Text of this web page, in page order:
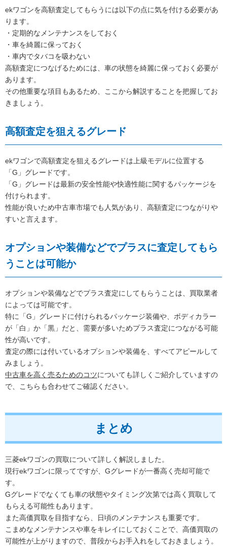
ekワゴンを高額査定してもらうには以下の点に気を付ける必要があ
ります。
・定期的なメンテナンスをしておく
・車を綺麗に保っておく
・車内でタバコを吸わない
高額査定につなげるためには、車の状態を綺麗に保っておく必要が
あります。
その他重要な項目もあるため、ここから解説することを把握してお
きましょう。
高額査定を狙えるグレード
ekワゴンで高額査定を狙えるグレードは上級モデルに位置する
「G」グレードです。
「G」グレードは最新の安全性能や快適性能に関するパッケージを
付けられます。
性能が良いため中古車市場でも人気があり、高額査定につながりや
すいと言えます。
オプションや装備などでプラスに査定してもら
うことは可能か
オプションや装備などでプラス査定にしてもらうことは、買取業者
によっては可能です。
特に「G」グレードに付けられるパッケージ装備や、ボディカラー
が「白」か「黒」だと、需要が多いためプラス査定につながる可能
性が高いです。
査定の際には付いているオプションや装備を、すべてアピールして
みましょう。
中古車を高く売るためのコツについても詳しくご紹介していますの
で、こちらも合わせてご確認ください。
まとめ
三菱ekワゴンの買取について詳しく解説しました。
現行ekワゴンに限ってですが、Gグレードが一番高く売却可能で
す。
Gグレードでなくても車の状態やタイミング次第では高く買取して
もらえる可能性もあります。
また高価買取を目指すなら、日頃のメンテナンスも重要です。
こまめなメンテナンスや車をキレイにしておくことで、高価買取の
可能性が上がりますので、普段からお手入れをしておきましょう。